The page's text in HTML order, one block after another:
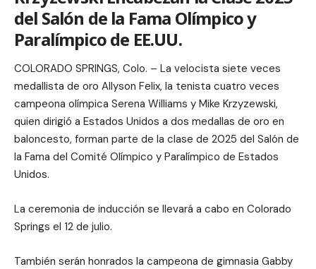
del Salón de la Fama Olímpico y
Paralímpico de EE.UU.
COLORADO SPRINGS, Colo. – La velocista siete veces
medallista de oro Allyson Felix, la tenista cuatro veces
campeona olímpica Serena Williams y Mike Krzyzewski,
quien dirigió a Estados Unidos a dos medallas de oro en
baloncesto, forman parte de la clase de 2025 del Salón de
la Fama del Comité Olímpico y Paralímpico de Estados
Unidos.
La ceremonia de inducción se llevará a cabo en Colorado
Springs el 12 de julio.
También serán honrados la campeona de gimnasia Gabby